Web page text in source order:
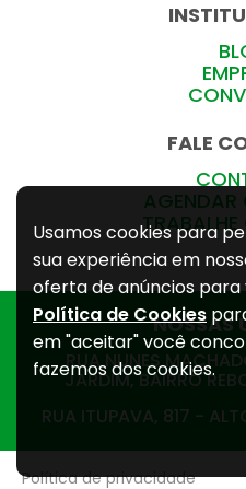
FALE
AGENDAR
NOSSAS
RUA NUNES
JARDIM, BAIRRO
RUA ITUPAVA, 817 -
Política de privacidade
Usamos cookies para
sua experiência em
oferta de anúncios para
Política de Cookies
em "aceitar" você
fazemos dos cookies.